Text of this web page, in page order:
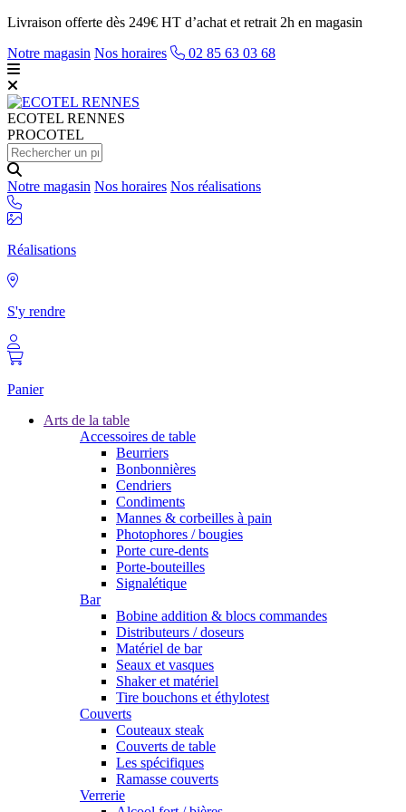
Livraison offerte dès 249€ HT d’achat et retrait 2h en magasin
Notre magasin Nos horaires 02 85 63 03 68
ECOTEL RENNES
PROCOTEL
Notre magasin Nos horaires Nos réalisations
Réalisations
S'y rendre
Panier
Arts de la table
Accessoires de table
Beurriers
Bonbonnières
Cendriers
Condiments
Mannes & corbeilles à pain
Photophores / bougies
Porte cure-dents
Porte-bouteilles
Signalétique
Bar
Bobine addition & blocs commandes
Distributeurs / doseurs
Matériel de bar
Seaux et vasques
Shaker et matériel
Tire bouchons et éthylotest
Couverts
Couteaux steak
Couverts de table
Les spécifiques
Ramasse couverts
Verrerie